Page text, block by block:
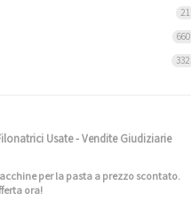
21
660
332
Usate - Vendite Giudiziarie
per la pasta a prezzo scontato.
ora!